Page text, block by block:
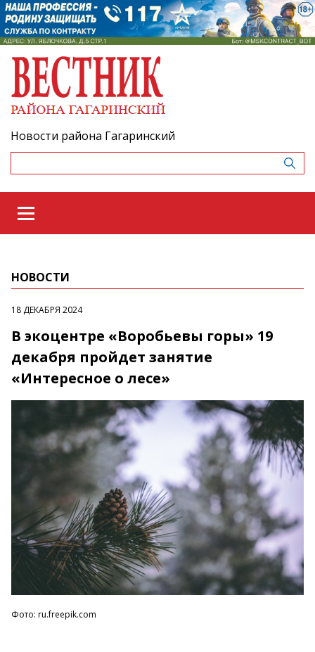
Новости района Гагаринский
НОВОСТИ
18 ДЕКАБРЯ 2024
В экоцентре «Воробьевы горы» 19
декабря пройдет занятие
«Интересное о лесе»
Фото: ru.freepik.com